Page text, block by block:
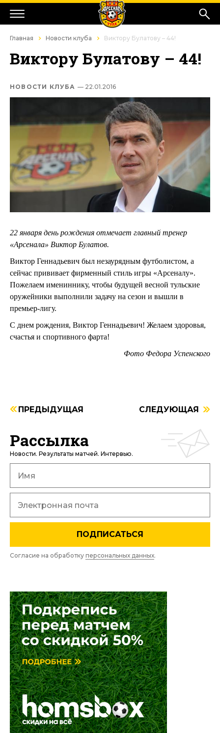
Главная Новости клуба Виктору Булатову – 44!
Виктору Булатову – 44!
НОВОСТИ КЛУБА — 22.01.2016
22 января день рождения отмечает главный тренер
«Арсенала» Виктор Булатов.
Виктор Геннадьевич был незаурядным футболистом, а
сейчас прививает фирменный стиль игры «Арсеналу».
Пожелаем имениннику, чтобы будущей весной тульские
оружейники выполнили задачу на сезон и вышли в
премьер-лигу.
С днем рождения, Виктор Геннадьевич! Желаем здоровья,
счастья и спортивного фарта!
Фото Федора Успенского
ПРЕДЫДУЩАЯ СЛЕДУЮЩАЯ
Рассылка
Новости. Результаты матчей. Интервью.
ПОДПИСАТЬСЯ
Согласие на обработку персональных данных.